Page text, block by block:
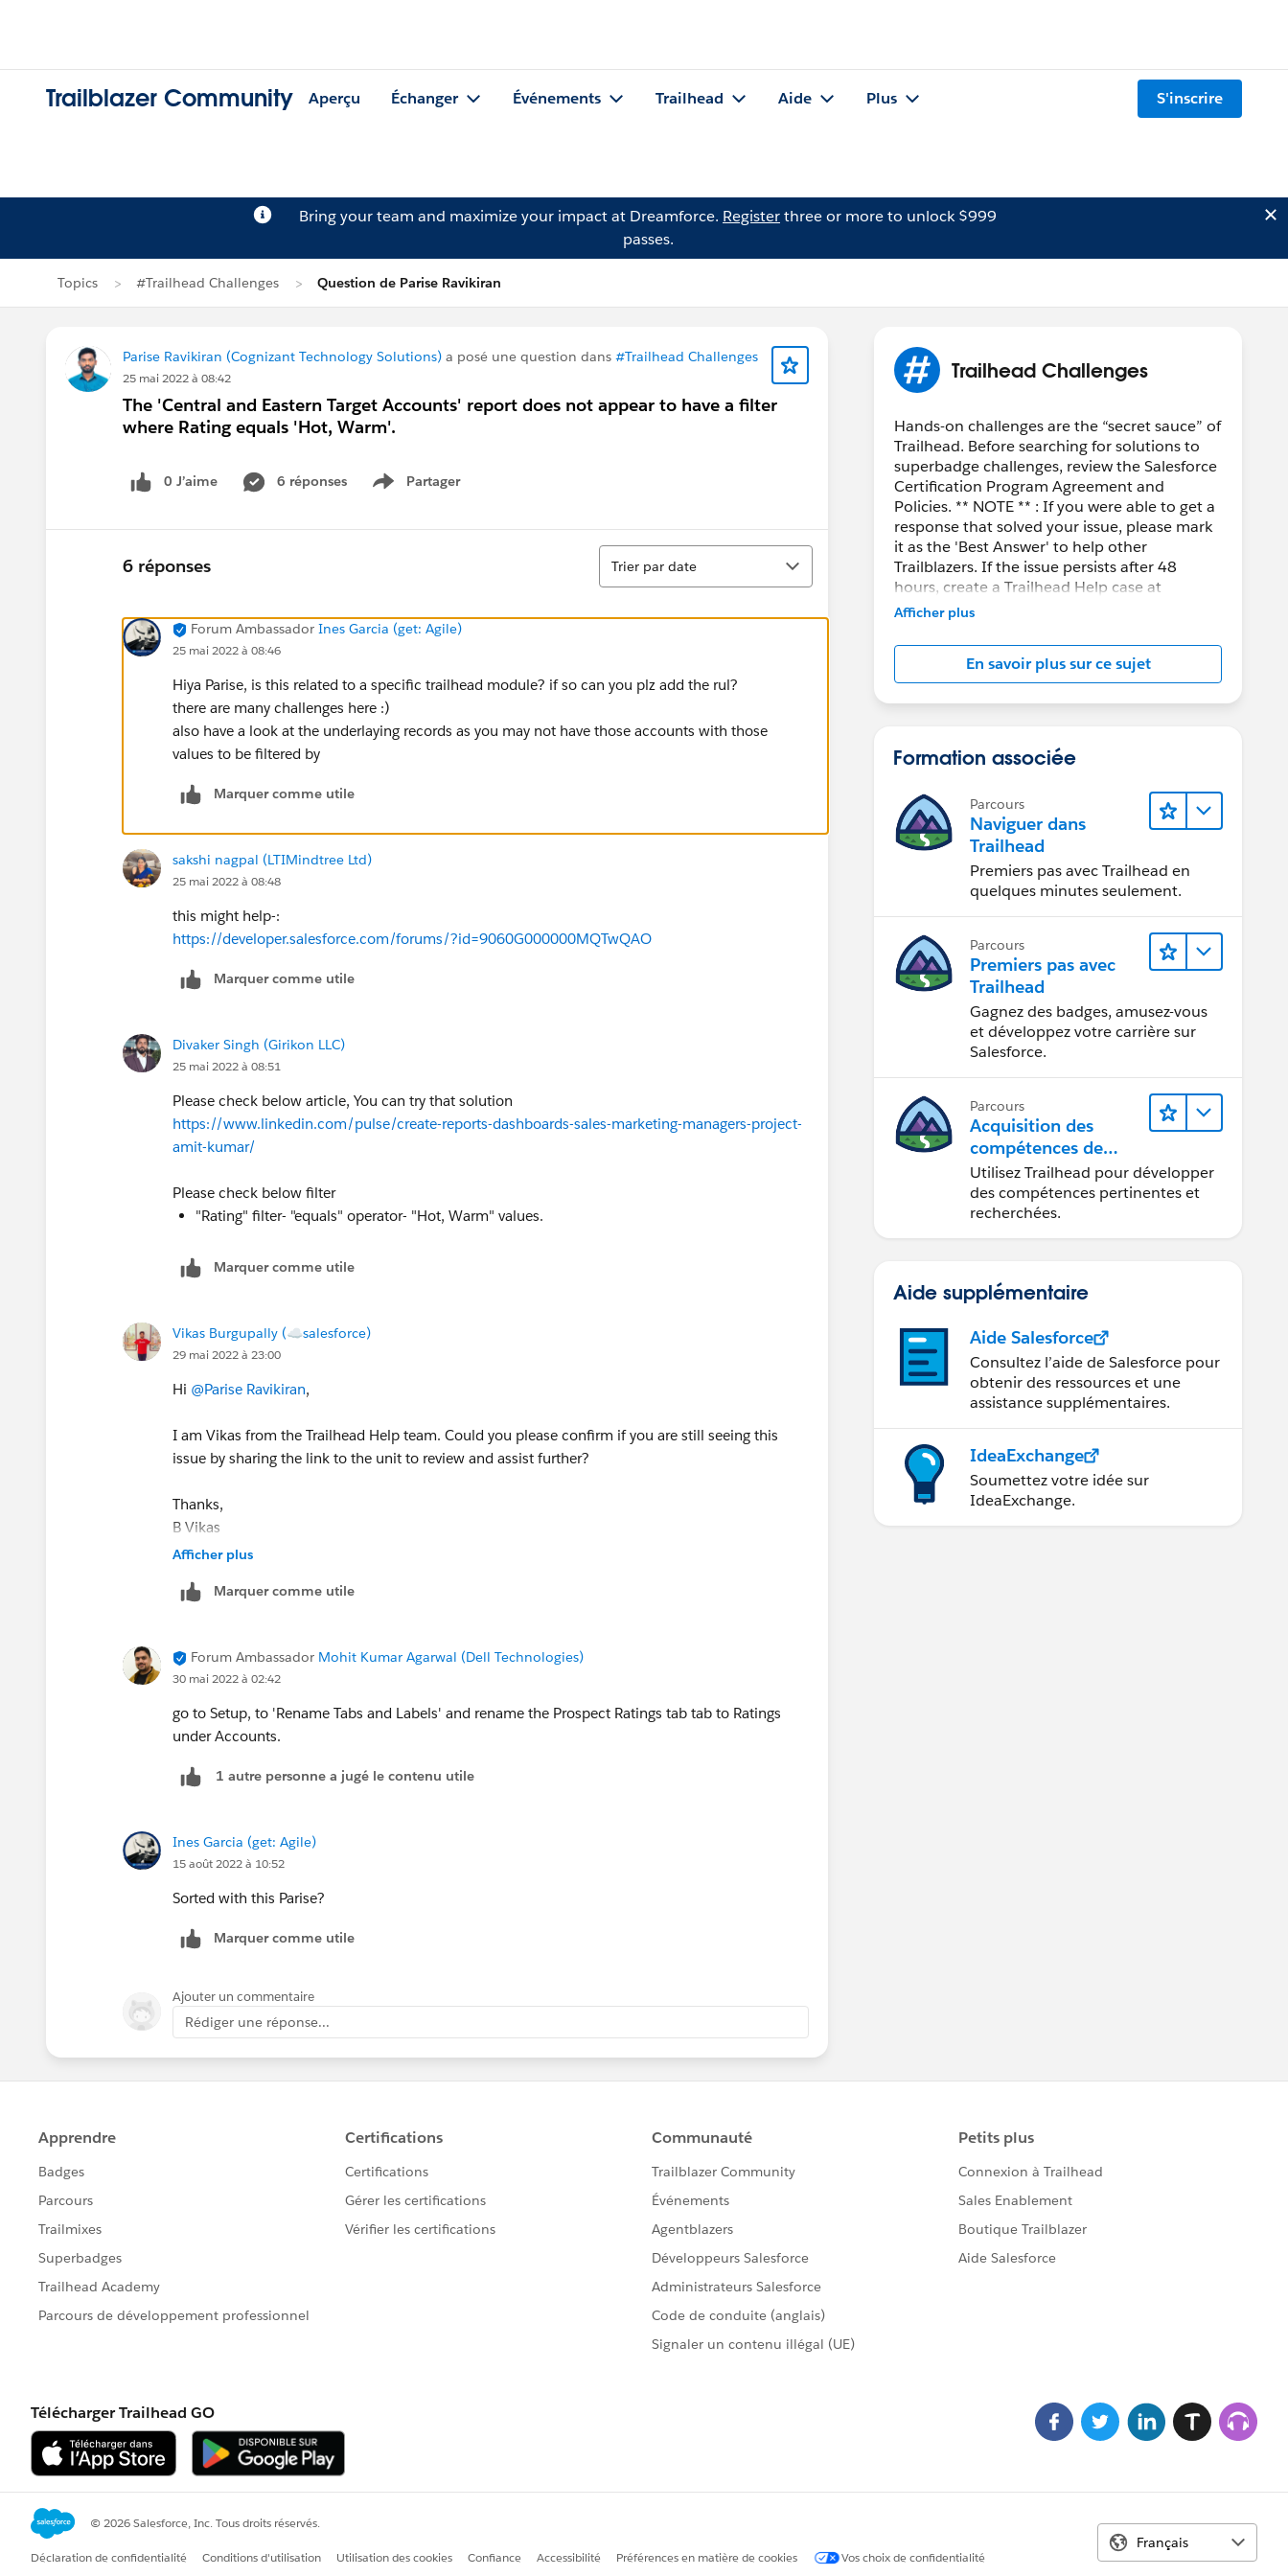
Trailblazer Community Aperçu Échanger Événements Trailhead Aide Plus S'inscrire
Bring your team and maximize your impact at Dreamforce. Registerthree or more to unlock $999
passes.
Topics #Trailhead Challenges Question de Parise Ravikiran
Parise Ravikiran (Cognizant Technology Solutions) a posé une question dans #Trailhead Challenges
25 mai 2022 à 08:42
The 'Central and Eastern Target Accounts' report does not appear to have a filter
where Rating equals 'Hot, Warm'.
0 J’aime 6 réponses Partager
Show menu
6 réponses
Tri
Trier par date
Forum Ambassador Ines Garcia (get: Agile)
25 mai 2022 à 08:46
Hiya Parise, is this related to a specific trailhead module? if so can you plz add the rul?
there are many challenges here :)
also have a look at the underlaying records as you may not have those accounts with those
values to be filtered by
Marquer comme utile
sakshi nagpal (LTIMindtree Ltd)
25 mai 2022 à 08:48
this might help-:
https://developer.salesforce.com/forums/?id=9060G000000MQTwQAO
Marquer comme utile
Divaker Singh (Girikon LLC)
25 mai 2022 à 08:51
Please check below article, You can try that solution
https://www.linkedin.com/pulse/create-reports-dashboards-sales-marketing-managers-project-
amit-kumar/
Please check below filter
"Rating" filter- "equals" operator- "Hot, Warm" values.
Marquer comme utile
Vikas Burgupally (☁salesforce)
29 mai 2022 à 23:00
Hi @Parise Ravikiran,
I am Vikas from the Trailhead Help team. Could you please confirm if you are still seeing this
issue by sharing the link to the unit to review and assist further?
Thanks,
B Vikas
Trailhead Help
Afficher plus
Marquer comme utile
Forum Ambassador Mohit Kumar Agarwal (Dell Technologies)
30 mai 2022 à 02:42
go to Setup, to 'Rename Tabs and Labels' and rename the Prospect Ratings tab tab to Ratings
under Accounts.
1 autre personne a jugé le contenu utile
Ines Garcia (get: Agile)
15 août 2022 à 10:52
Sorted with this Parise?
Marquer comme utile
Ajouter un commentaire
Rédiger une réponse...
Trailhead Challenges
Hands-on challenges are the “secret sauce” of
Trailhead. Before searching for solutions to
superbadge challenges, review the Salesforce
Certification Program Agreement and
Policies. ** NOTE ** : If you were able to get a
response that solved your issue, please mark
it as the 'Best Answer' to help other
Trailblazers. If the issue persists after 48
hours, create a Trailhead Help case at
https://help.salesforce.com/s/support
Afficher plus
En savoir plus sur ce sujet
Formation associée
Parcours
Naviguer dans
Trailhead
Premiers pas avec Trailhead en
quelques minutes seulement.
Parcours
Premiers pas avec
Trailhead
Gagnez des badges, amusez-vous
et développez votre carrière sur
Salesforce.
Parcours
Acquisition des
compétences de
demain avec
Trailhead
Utilisez Trailhead pour développer
des compétences pertinentes et
recherchées.
Aide supplémentaire
Aide Salesforce
Consultez l’aide de Salesforce pour
obtenir des ressources et une
assistance supplémentaires.
IdeaExchange
Soumettez votre idée sur
IdeaExchange.